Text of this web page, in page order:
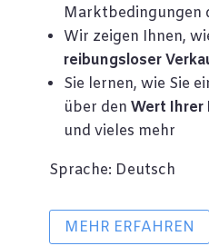
Marktbedingungen
Wir zeigen Ihnen,
reibungsloser
Sie lernen, wie Sie
über den Wert Ihrer
und vieles mehr
Sprache: Deutsch
MEHR ERFAHREN